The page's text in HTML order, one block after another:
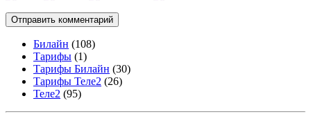
Билайн (108)
Тарифы (1)
Тарифы Билайн (30)
Тарифы Теле2 (26)
Теле2 (95)